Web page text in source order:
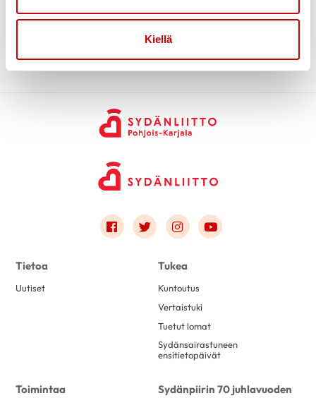
Kiellä
Link to facebook
Link to twitter
Link to instagram
Link to youtube
Tietoa
Uutiset
Tukea
Kuntoutus
Vertaistuki
Tuetut lomat
Sydänsairastuneen
ensitietopäivät
Toimintaa
Sydänpiirin 70 juhlavuoden